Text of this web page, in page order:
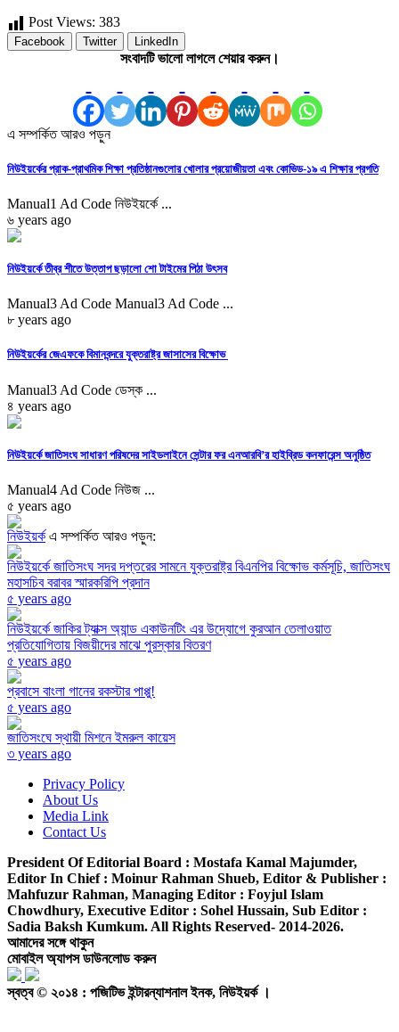
Post Views: 383
Facebook Twitter LinkedIn
সংবাদটি ভালো লাগলে শেয়ার করুন।
এ সম্পর্কিত আরও পড়ুন
নিউইয়র্কের প্রাক-প্রাথমিক শিক্ষা প্রতিষ্ঠানগুলোর খোলার প্রয়োজীয়তা এবং কোভিড-১৯ এ শিক্ষার প্রগতি
Manual1 Ad Code নিউইয়র্কে ...
৬ years ago
নিউইয়র্কে তীব্র শীতে উত্তাপ ছড়ালো শো টাইমের পিঠা উৎসব
Manual3 Ad Code Manual3 Ad Code ...
৮ years ago
নিউইয়র্কের জেএফকে বিমানবন্দরে যুক্তরাষ্ট্র জাসাসের বিক্ষোভ
Manual3 Ad Code ডেস্ক ...
৪ years ago
নিউইয়র্কে জাতিসংঘ সাধারণ পরিষদের সাইডলাইনে সেন্টার ফর এনআরবি’র হাইব্রিড কনফারেন্স অনুষ্ঠিত
Manual4 Ad Code নিউজ ...
৫ years ago
নিউইয়র্ক এ সম্পর্কিত আরও পড়ুন:
নিউইয়র্কে জাতিসংঘ সদর দপ্তরের সামনে যুক্তরাষ্ট্র বিএনপির বিক্ষোভ কর্মসূচি, জাতিসংঘ
মহাসচিব বরাবর স্মারকরিপি প্রদান
৫ years ago
নিউইয়র্কে জাকির ট্যাক্স অ্যান্ড একাউনটিং এর উদ্যোগে কুরআন তেলাওয়াত
প্রতিযোগিতায় বিজয়ীদের মাঝে পুরস্কার বিতরণ
৫ years ago
প্রবাসে বাংলা গানের রকস্টার পাপ্পু!
৫ years ago
জাতিসংঘে স্থায়ী মিশনে ইমরুল কায়েস
৩ years ago
Privacy Policy
About Us
Media Link
Contact Us
President Of Editorial Board : Mostafa Kamal Majumder,
Editor In Chief : Moinur Rahman Shueb, Editor & Publisher :
Mahfuzur Rahman, Managing Editor : Foyjul Islam
Chowdhury, Executive Editor : Sohel Hussain, Sub Editor :
Sadia Baksh Kumkum. All Rights Reserved- 2014-2026.
আমাদের সঙ্গে থাকুন
মোবাইল অ্যাপস ডাউনলোড করুন
স্বত্ব © ২০১৪ : পজিটিভ ইন্টারন্যাশনাল ইনক, নিউইয়র্ক ।